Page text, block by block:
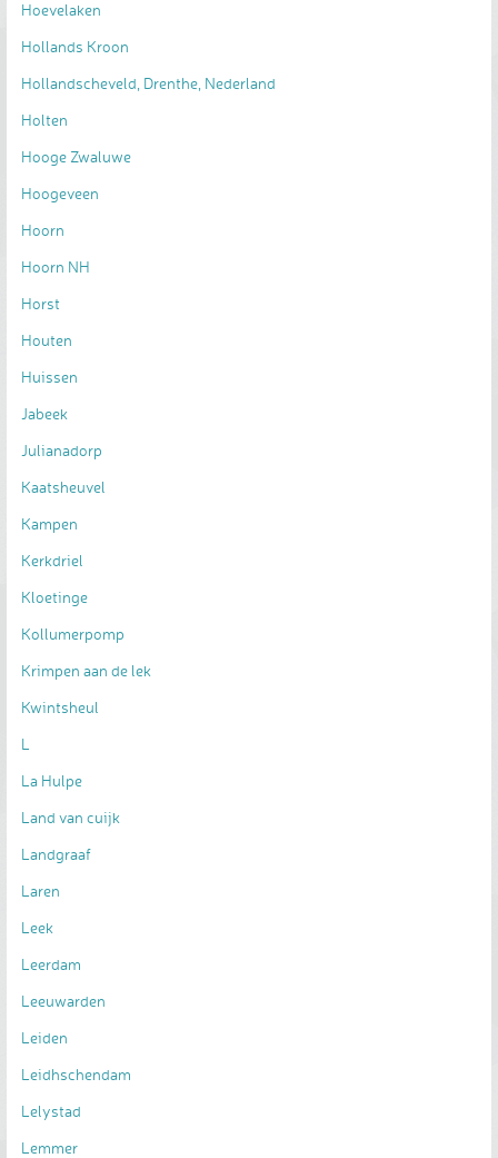
Hoevelaken
Hollands Kroon
Hollandscheveld, Drenthe, Nederland
Holten
Hooge Zwaluwe
Hoogeveen
Hoorn
Hoorn NH
Horst
Houten
Huissen
Jabeek
Julianadorp
Kaatsheuvel
Kampen
Kerkdriel
Kloetinge
Kollumerpomp
Krimpen aan de lek
Kwintsheul
L
La Hulpe
Land van cuijk
Landgraaf
Laren
Leek
Leerdam
Leeuwarden
Leiden
Leidhschendam
Lelystad
Lemmer